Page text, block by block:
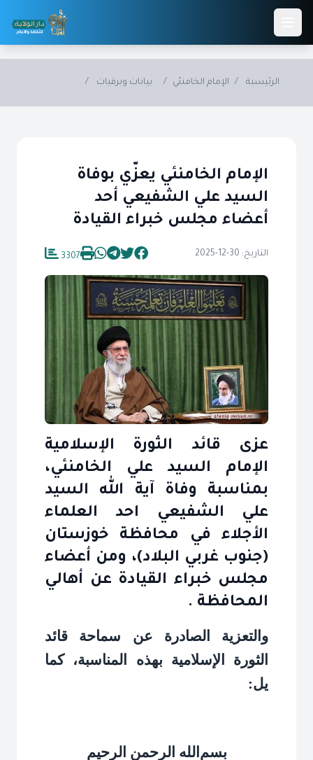
Skip to main content
الرئيسية / الإمام الخامنئي / بيانات وبرقيات /
الإمام الخامنئي يعزّي بوفاة
السيد علي الشفيعي أحد
أعضاء مجلس خبراء القيادة
التاريخ: 30-12-2025 3307
عزى قائد الثورة الإسلامية
الإمام السيد علي الخامنئي،
بمناسبة وفاة آية الله السيد
علي الشفيعي احد العلماء
الأجلاء في محافظة خوزستان
(جنوب غربي البلاد)، ومن أعضاء
مجلس خبراء القيادة عن أهالي
المحافظة .
والتعزية الصادرة عن سماحة قائد
الثورة الإسلامية بهذه المناسبة، كما
يل:
بسم‌الله الرحمن الرحیم